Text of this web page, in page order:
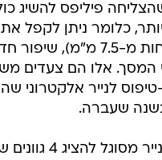
פיליפס להשיג
כלומר ניתן לקפל
צר יותר (פחות מ-7.5 מ"מ),
המסך. אלו הם צעדים
לנייר אלקטרוני
שעברה.
בשלב זה הנייר